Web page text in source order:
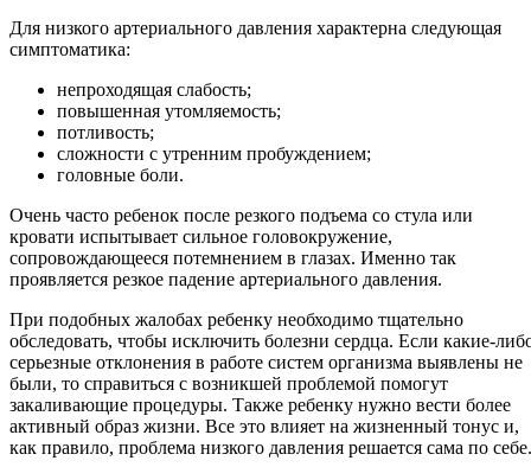
Для низкого артериального давления характерна следующая
симптоматика:
непроходящая слабость;
повышенная утомляемость;
потливость;
сложности с утренним пробуждением;
головные боли.
Очень часто ребенок после резкого подъема со стула или
кровати испытывает сильное головокружение,
сопровождающееся потемнением в глазах. Именно так
проявляется резкое падение артериального давления.
При подобных жалобах ребенку необходимо тщательно
обследовать, чтобы исключить болезни сердца. Если какие-
серьезные отклонения в работе систем организма выявлены не
были, то справиться с возникшей проблемой помогут
закаливающие процедуры. Также ребенку нужно вести более
активный образ жизни. Все это влияет на жизненный тонус и,
как правило, проблема низкого давления решается сама по себе.